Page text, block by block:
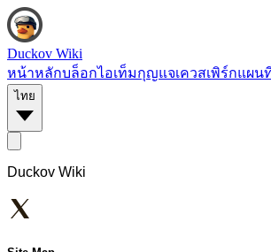
Duckov Wiki
หน้าหลักบล็อกไอเท็มกุญแจเควสเพิร์กแผน
ไทย
Duckov Wiki